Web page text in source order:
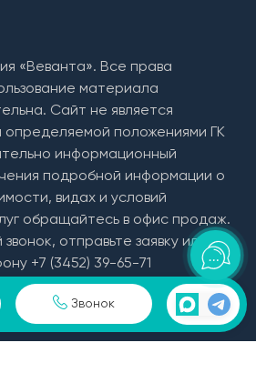
Звонок
«Веванта». Все права
материала
Сайт не является
определяемой положениями ГК
информационный
подробной информации о
видах и условий
обращайтесь в офис продаж.
отправьте заявку или
+7 (3452) 39-65-71
соглашение и политика
в отношении персональных